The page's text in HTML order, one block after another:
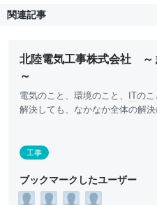
関連記事
北陸電気工事株式会社 ～
～
電気のこと、環境のこと、 ITのこ
解決しても、なかなか全体の解
工事
ブックマークしたユーザー